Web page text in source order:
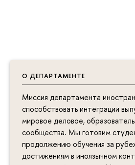
О ДЕПАРТАМЕНТЕ
Миссия департамента
способствовать интеграции
мировое деловое,
сообщества. Мы готовим
продолжению обучения за
достижениям в иноязычном